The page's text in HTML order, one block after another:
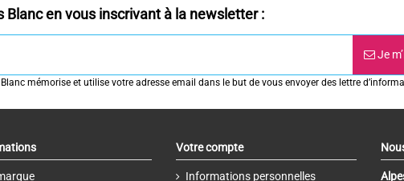
en vous inscrivant à la newsletter :
Je
mémorise et utilise votre adresse email dans le but de vous envoyer des lettre
Votre compte
Informations personnelles